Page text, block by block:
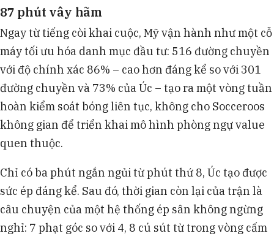
87 phút vây hãm
Ngay từ tiếng còi khai cuộc, Mỹ vận hành như một cỗ
máy tối ưu hóa danh mục đầu tư: 516 đường chuyền
với độ chính xác 86% – cao hơn đáng kể so với 301
đường chuyền và 73% của Úc – tạo ra một vòng tuần
hoàn kiểm soát bóng liên tục, không cho Socceroos
không gian để triển khai mô hình phòng ngự value
quen thuộc.
Chỉ có ba phút ngắn ngủi từ phút thứ 8, Úc tạo được
sức ép đáng kể. Sau đó, thời gian còn lại của trận là
câu chuyện của một hệ thống ép sân không ngừng
nghỉ: 7 phạt góc so với 4, 8 cú sút từ trong vòng cấm